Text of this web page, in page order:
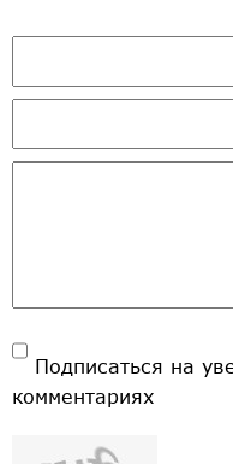
Подписаться на
комментариях